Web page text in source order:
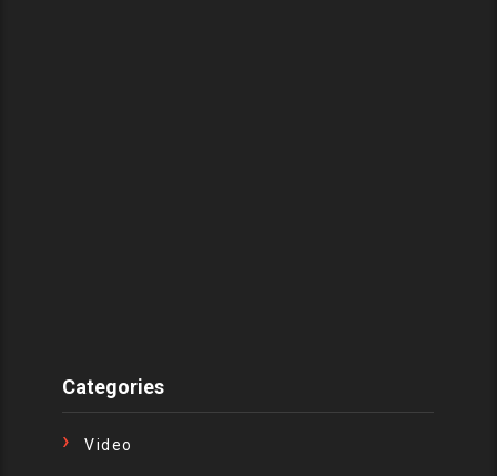
Categories
Video